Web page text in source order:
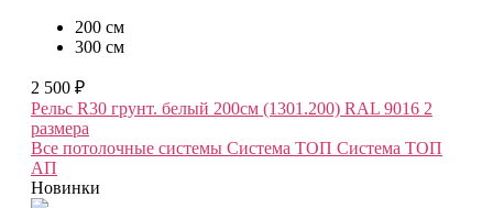
200 см
300 см
2 500 ₽
Рельс R30 грунт. белый 200см (1301.200) RAL 9016 2
размера
Все потолочные системы Система ТОП Система ТОП
АП
Новинки